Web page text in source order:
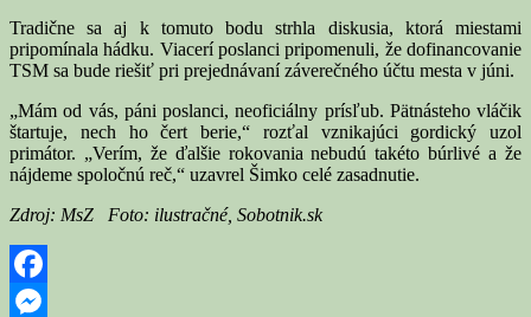
Tradične sa aj k tomuto bodu strhla diskusia, ktorá miestami
pripomínala hádku. Viacerí poslanci pripomenuli, že dofinancovanie
TSM sa bude riešiť pri prejednávaní záverečného účtu mesta v júni.
„Mám od vás, páni poslanci, neoficiálny prísľub. Pätnásteho vláčik
štartuje, nech ho čert berie,“ rozťal vznikajúci gordický uzol
primátor. „Verím, že ďalšie rokovania nebudú takéto búrlivé a že
nájdeme spoločnú reč,“ uzavrel Šimko celé zasadnutie.
Zdroj: MsZ Foto: ilustračné, Sobotnik.sk
Facebook